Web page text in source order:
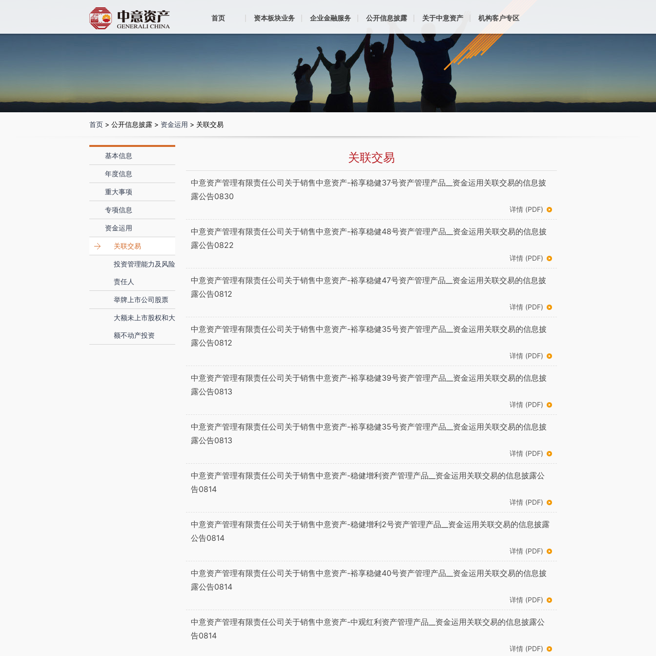
首页 资本板块业务 企业金融服务 公开信息披露 关于中意资产 机构客户专区
首页 > 公开信息披露 > 资金运用 > 关联交易
基本信息
年度信息
重大事项
专项信息
资金运用
关联交易
投资管理能力及风险
责任人
举牌上市公司股票
大额未上市股权和大
额不动产投资
关联交易
中意资产管理有限责任公司关于销售中意资产-裕享稳健37号资产管理产品__资金运用关联交易的信息披
露公告0830
详情 (PDF)
中意资产管理有限责任公司关于销售中意资产-裕享稳健48号资产管理产品__资金运用关联交易的信息披
露公告0822
详情 (PDF)
中意资产管理有限责任公司关于销售中意资产-裕享稳健47号资产管理产品__资金运用关联交易的信息披
露公告0812
详情 (PDF)
中意资产管理有限责任公司关于销售中意资产-裕享稳健35号资产管理产品__资金运用关联交易的信息披
露公告0812
详情 (PDF)
中意资产管理有限责任公司关于销售中意资产-裕享稳健39号资产管理产品__资金运用关联交易的信息披
露公告0813
详情 (PDF)
中意资产管理有限责任公司关于销售中意资产-裕享稳健35号资产管理产品__资金运用关联交易的信息披
露公告0813
详情 (PDF)
中意资产管理有限责任公司关于销售中意资产-稳健增利资产管理产品__资金运用关联交易的信息披露公
告0814
详情 (PDF)
中意资产管理有限责任公司关于销售中意资产-稳健增利2号资产管理产品__资金运用关联交易的信息披露
公告0814
详情 (PDF)
中意资产管理有限责任公司关于销售中意资产-裕享稳健40号资产管理产品__资金运用关联交易的信息披
露公告0814
详情 (PDF)
中意资产管理有限责任公司关于销售中意资产-中观红利资产管理产品__资金运用关联交易的信息披露公
告0814
详情 (PDF)